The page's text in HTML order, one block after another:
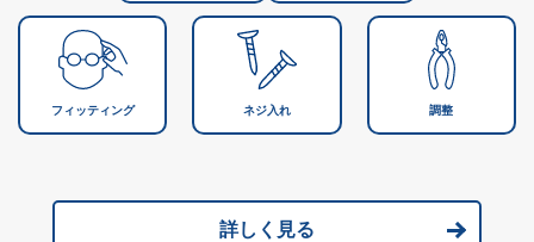
フィッティング ネジ入れ 調整
詳しく見る